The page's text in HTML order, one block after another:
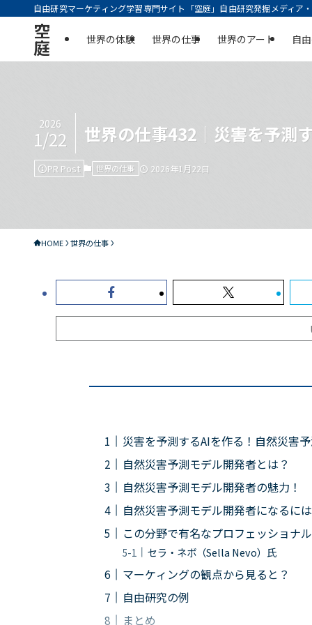
自由研究マーケティング学習専門サイト「空庭」自由研究発掘メディア
空
庭 世界の体験 世界の仕事 世界のアート 自
世界の仕事432｜災害を予測
2026
1/22
PR Post 世界の仕事 2026年1月22日
HOME 世界の仕事
災害を予測するAIを作る！自然災害
自然災害予測モデル開発者とは？
自然災害予測モデル開発者の魅力！
自然災害予測モデル開発者になるに
この分野で有名なプロフェッショナル
セラ・ネボ（Sella Nevo）氏
マーケィングの観点から見ると？
自由研究の例
まとめ